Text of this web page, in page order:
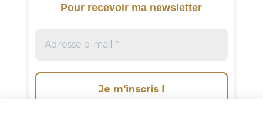
Pour recevoir ma newsletter